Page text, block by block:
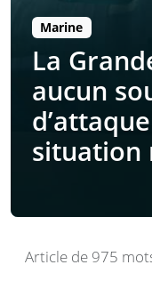
Marine
La
aucun
situation
Article de 975